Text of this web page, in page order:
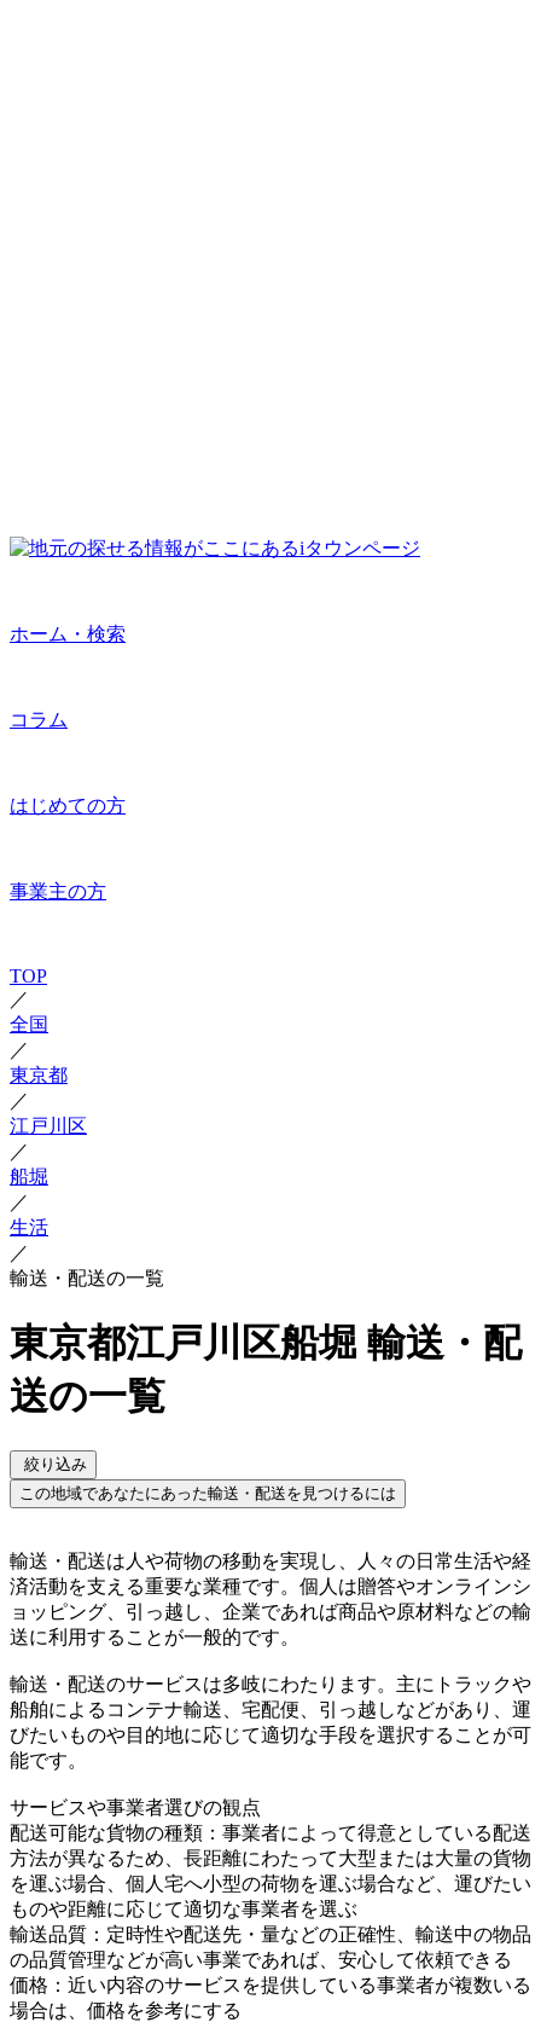
ホーム・検索
コラム
はじめての方
事業主の方
TOP
／
全国
／
東京都
／
江戸川区
／
船堀
／
生活
／
輸送・配送の一覧
東京都江戸川区船堀 輸送・配
送の一覧
絞り込み
この地域であなたにあった輸送・配送を見つけるには
輸送・配送は人や荷物の移動を実現し、人々の日常生活や経
済活動を支える重要な業種です。個人は贈答やオンラインシ
ョッピング、引っ越し、企業であれば商品や原材料などの輸
送に利用することが一般的です。
輸送・配送のサービスは多岐にわたります。主にトラックや
船舶によるコンテナ輸送、宅配便、引っ越しなどがあり、運
びたいものや目的地に応じて適切な手段を選択することが可
能です。
サービスや事業者選びの観点
配送可能な貨物の種類：事業者によって得意としている配送
方法が異なるため、長距離にわたって大型または大量の貨物
を運ぶ場合、個人宅へ小型の荷物を運ぶ場合など、運びたい
ものや距離に応じて適切な事業者を選ぶ
輸送品質：定時性や配送先・量などの正確性、輸送中の物品
の品質管理などが高い事業であれば、安心して依頼できる
価格：近い内容のサービスを提供している事業者が複数いる
場合は、価格を参考にする